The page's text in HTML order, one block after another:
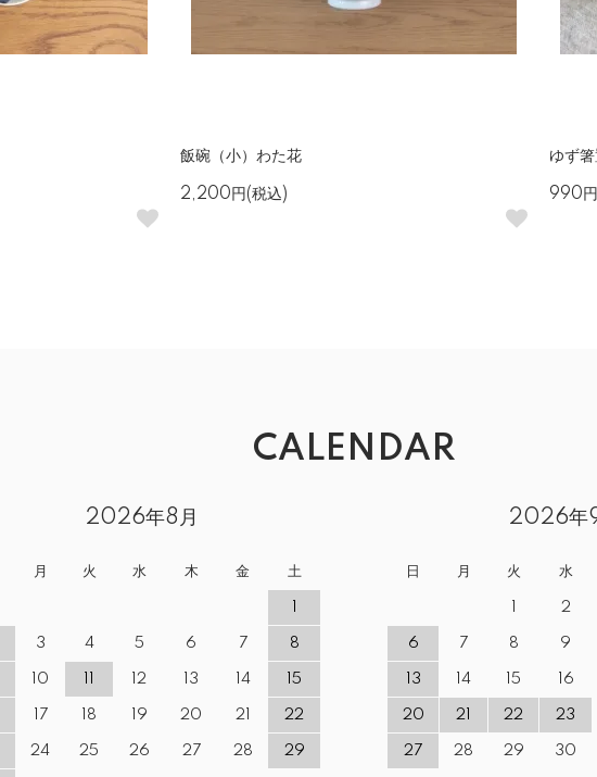
飯碗（小）わた花
2,200円(税込)
ゆず箸
990
CALENDAR
2026年8月
月 火 水 木 金 土
3 4 5 6 7 8
10 12 13 14 15
17 18 19 20 21 22
24 25 26 27 28 29
2026年
日 月 火 水
2
6 7 8 9
13 14 15 16
20 21 22 23
27 28 29 30